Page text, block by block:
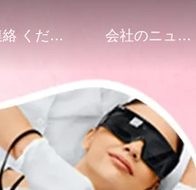
連絡 ください 会社のニュース